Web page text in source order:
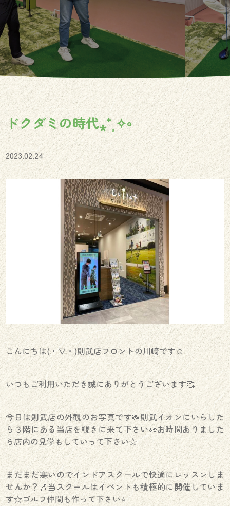
ドクダミの時代⁎⁺˳✧༚
2023.02.24
こんにちは(・∇・)則武店フロントの川崎です☺︎
いつもご利用いただき誠にありがとうございます🥰
今日は則武店の外観のお写真です📸則武イオンにいらした
ら３階にある当店を覗きに来て下さい👀お時間ありました
ら店内の見学もしていって下さい☆
まだまだ寒いのでインドアスクールで快適にレッスンしま
せんか？🎶当スクールはイベントも積極的に開催していま
す☆ゴルフ仲間も作って下さい⭐️